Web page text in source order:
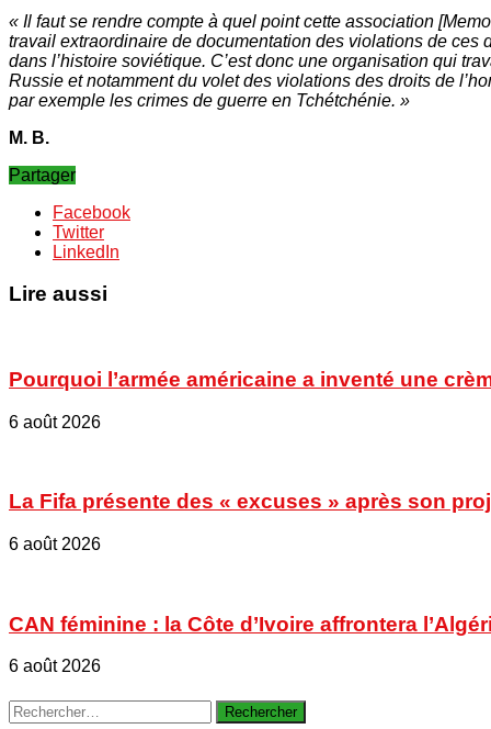
« Il faut se rendre compte à quel point cette association
travail extraordinaire de documentation des violations de
dans l’histoire soviétique. C’est donc une organisation qui
Russie et notamment du volet des violations des droits de
par exemple les crimes de guerre en Tchétchénie. »
M. B.
Partager
Facebook
Twitter
LinkedIn
Lire aussi
Pourquoi l’armée américaine a inventé une
6 août 2026
La Fifa présente des « excuses » après son
6 août 2026
CAN féminine : la Côte d’Ivoire affrontera
6 août 2026
Rechercher :